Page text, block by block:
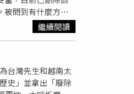
件負擔交通與餐費
酬均有清楚的合作
應將主觀情緒包裝
作，平台夥伴持
。白瑜同時駁斥
實不符，自己沒有
原因之一。針對有
被問到有什麼方式
以拿到美國公
，她笑著回應：
詢問，若是美國
走。拍攝者虧她
外面（喊）我愛台
的社群帳號。針對
繼續閱讀
台灣先生和越南太
史」並拿出「廢除